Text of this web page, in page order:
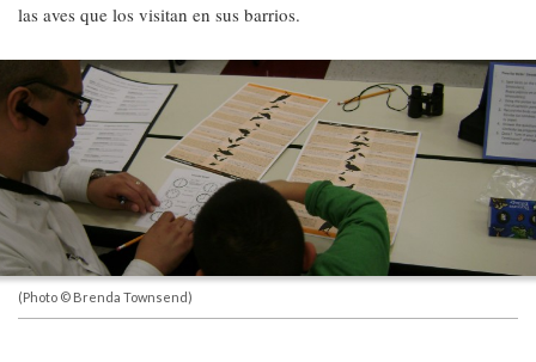
las aves que los visitan en sus barrios.
(Photo © Brenda Townsend)